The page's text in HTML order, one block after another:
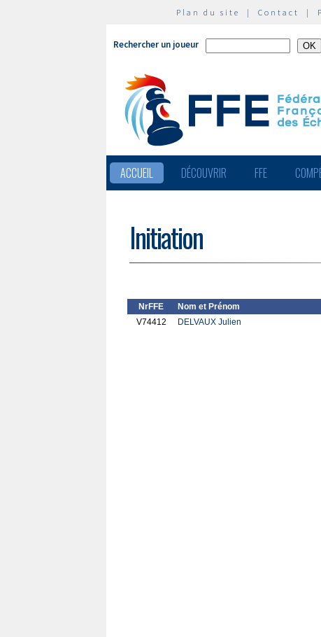
Plan du site | Contact |
Rechercher un joueur
ACCUEIL DÉCOUVRIR FFE
Initiation
NrFFE Nom et Prénom
V74412
DELVAUX Julien